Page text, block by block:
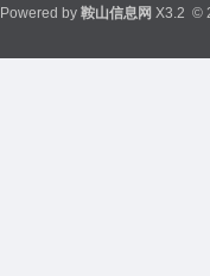
Powered by 鞍山信息网 X3.2 ©